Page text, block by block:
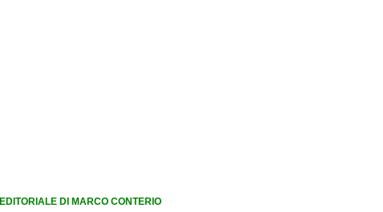
EDITORIALE DI MARCO CONTERIO